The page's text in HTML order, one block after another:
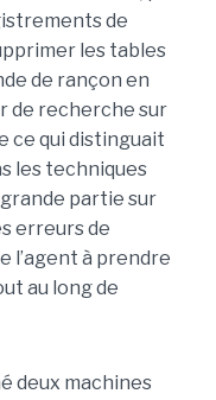
de
les tables
de rançon en
de recherche sur
ce qui distinguait
les techniques
partie sur
erreurs de
l’agent à prendre
au long de
deux machines